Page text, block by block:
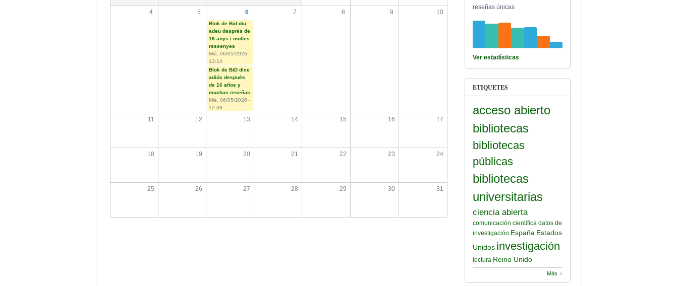
4 5 6 7 8 9 10
Blok de Bid diu
adeu després de
16 anys i moltes
ressenyes
Mié, 06/05/2026 -
12:14
Blok de BiD dice
adiós después
de 16 años y
muchas reseñas
Mié, 06/05/2026 -
12:38
11 12 13 14 15 16 17
18 19 20 21 22 23 24
25 26 27 28 29 30 31
reseñas únicas
Ver estadísticas
ETIQUETES
acceso abierto
bibliotecas
bibliotecas
públicas
bibliotecas
universitarias
ciencia abierta
comunicación científica datos de
investigación España Estados
Unidos investigación
lectura Reino Unido
Más